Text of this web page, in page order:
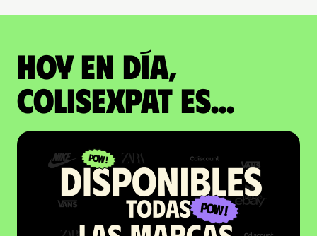
Hoy en día,
ColisExpat es...